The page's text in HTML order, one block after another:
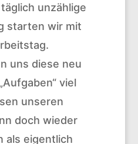
unzählige
starten wir mit
uns diese neu
viel
unseren
doch wieder
als eigentlich